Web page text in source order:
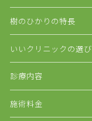
樹のひかりの特長
いいクリニックの選
診療内容
施術料金